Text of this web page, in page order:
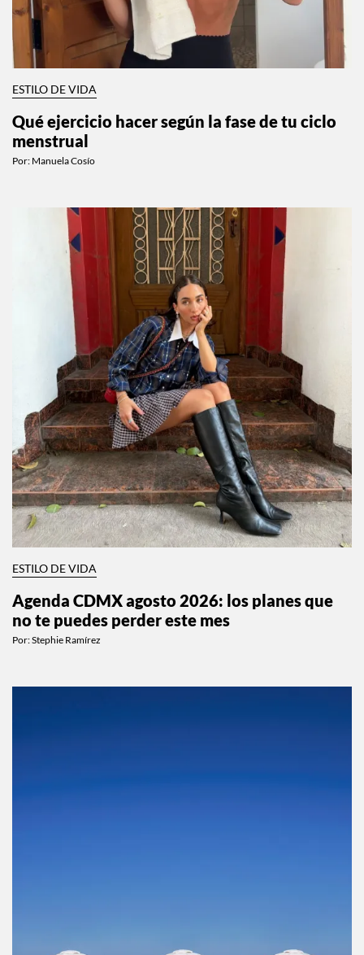
ESTILO DE VIDA
Qué ejercicio hacer según la fase de tu ciclo
menstrual
Por: Manuela Cosío
ESTILO DE VIDA
Agenda CDMX agosto 2026: los planes que
no te puedes perder este mes
Por:Stephie Ramírez